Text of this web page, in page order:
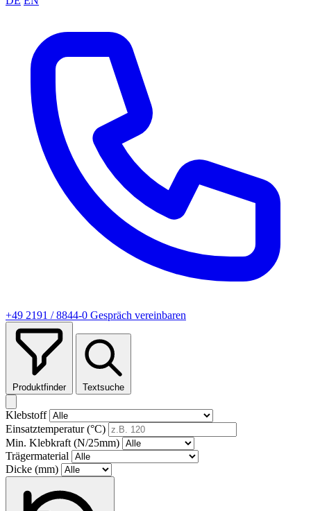
+49 2191 / 8844-0 Gespräch vereinbaren
Produktfinder Textsuche
Klebstoff
Einsatztemperatur (°C)
Min. Klebkraft (N/25mm)
Trägermaterial
Dicke (mm)